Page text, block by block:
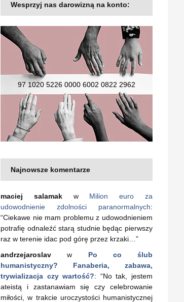
Wesprzyj nas darowizną na konto:
97 1020 5226 0000 6002 0822 2962
Najnowsze komentarze
maciej salamakw Milion euro za
udowodnienie zdolności paranormalnych:
“Ciekawe nie mam problemu z udowodnieniem
potrafię odnaleźć starą studnie będąc pierwszy
raz w terenie idac pod górę przez krzaki… ”
andrzejaroslav w Po co ślub
humanistyczny? Fanaberia, zabawa,
trywializacja czy wartość?: “No tak, jestem
ateistą i zastanawiam się czy celebrowanie
miłości, w trakcie uroczystości humanistycznej